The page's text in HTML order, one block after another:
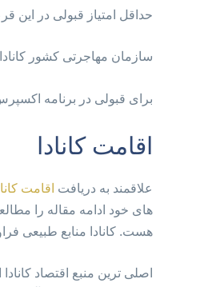
حداقل امتیاز قبولی در این قرعه کشی با
سازمان مهاجرتی کشور کانادا از شروع سال ۲۰۱۹، ۷۱۷۰۰ دعوت نامه اقامت دائم
برای قبولی در برنامه
اقامت کانادا
علاقمند به دریافت اقامت
هست. کانادا منابع طبیعی
اصلی ترین منبع اقتصاد